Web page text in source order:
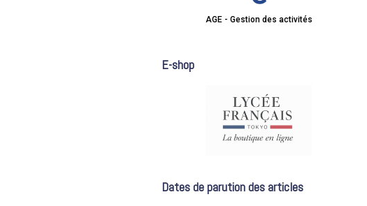
AGE - Gestion des activités
E-shop
Dates de parution des articles